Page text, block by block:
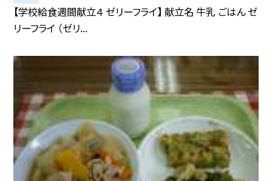
【学校給食週間献立４ ゼリーフライ】 献立名 牛乳 ごはん ゼ
リーフライ （ゼリ...